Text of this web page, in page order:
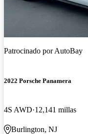
Patrocinado porAutoBay
2022 Porsche Panamera
4S AWD 12,141 millas
Burlington, NJ